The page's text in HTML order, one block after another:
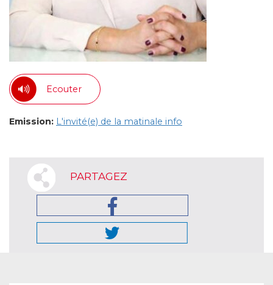
Ecouter
Emission: L'invité(e) de la matinale info
PARTAGEZ